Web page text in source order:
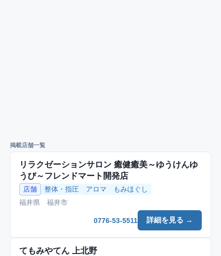
掲載店舗一覧
リラクゼーションサロン 癒健癒美～ゆうけんゆ
うび～フレンドマート開発店
店舗 整体・指圧 アロマ
もみほぐし
福井県 福井市
詳細を見る →
0776-53-5511
てもみやてん 上北野